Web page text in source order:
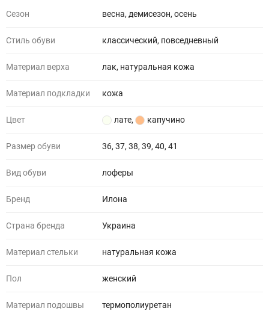
Сезон весна, демисезон, осень
Стиль обуви классический, повседневный
Материал верха лак, натуральная кожа
Материал подкладки кожа
Цвет лате, капучино
Размер обуви 36, 37, 38, 39, 40, 41
Вид обуви лоферы
Бренд Илона
Страна бренда Украина
Материал стельки натуральная кожа
Пол женский
Материал подошвы термополиуретан